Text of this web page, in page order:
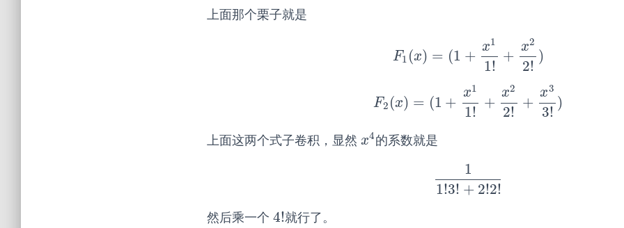
上面那个栗子就是
F1 (x) = (1 +
x1
1!
+
x2
2!
)
F1( x)= (1+x1 1!+ x22!)
F2 (x) = (1 +
x1
1!
+
x2
2!
+
x3
3!
)
F2( x)=(1 +x 11!+ x2 2!+x 33 !)
上面这两个式子卷积，显然 x4
x4的系数就是
1
1!3! + 2!2!
11!3!+2!2!
然后乘一个 4!
4!就行了。